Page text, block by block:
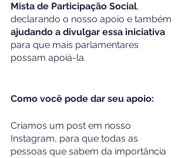
Mista de Participação Social,
declarando o nosso apoio e também
ajudando a divulgar essa iniciativa
para que mais parlamentares
possam apoiá-la.
Como você pode dar seu apoio:
Criamos um post em nosso
Instagram, para que todas as
pessoas que sabem da importância